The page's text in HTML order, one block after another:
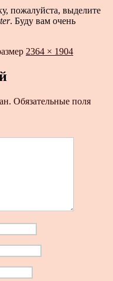
пожалуйста, выделите
. Буду вам очень
2364 × 1904
Обязательные поля